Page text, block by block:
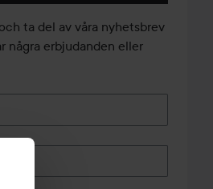
ta del av våra nyhetsbrev
några erbjudanden eller